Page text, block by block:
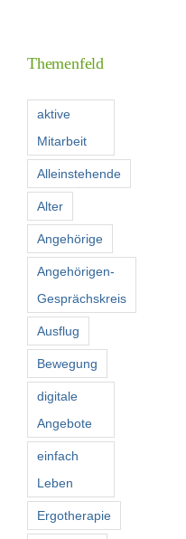
Kontakt
Suche
nach:
Themenfeld
aktive
Mitarbeit
Alleinstehende
Alter
Angehörige
Angehörigen-
Gesprächskreis
Ausflug
Bewegung
digitale
Angebote
einfach
Leben
Ergotherapie